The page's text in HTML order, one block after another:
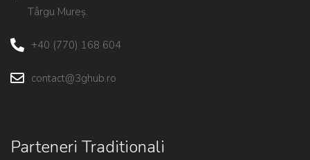
Târgu Mureș.
+40 (770) 168 604
contact@3ghub.ro
Parteneri Traditionali